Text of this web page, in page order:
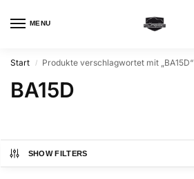
MENU
Start / Produkte verschlagwortet mit „BA15D“
BA15D
SHOW FILTERS